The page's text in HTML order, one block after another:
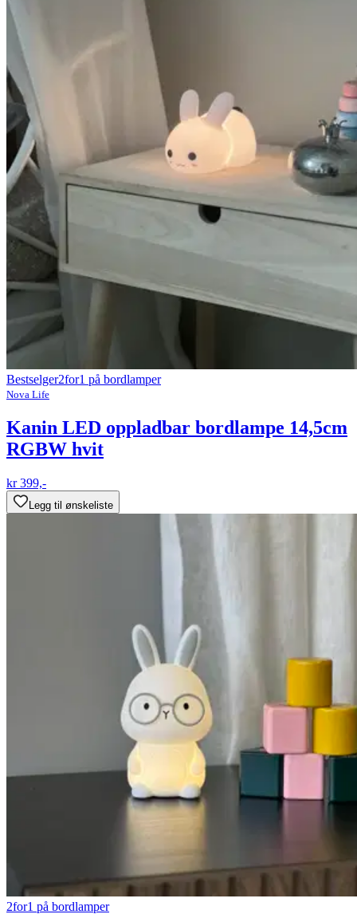
Bestselger2for1 på bordlamper
Nova Life
Kanin LED oppladbar bordlampe 14,5cm
RGBW hvit
kr 399,-
Legg til ønskeliste
2for1 på bordlamper